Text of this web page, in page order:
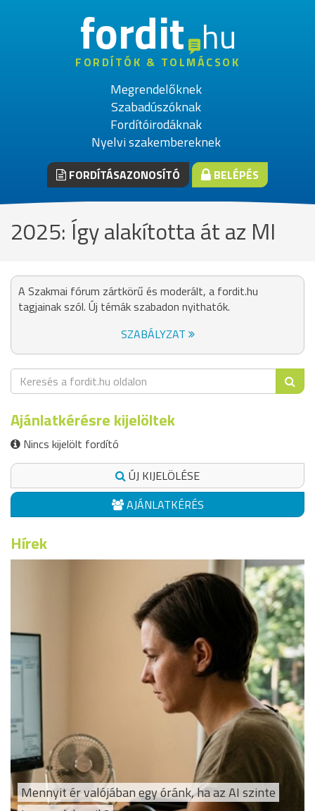
fordithu
FORDÍTÓK & TOLMÁCSOK
Megrendelőknek
Szabadúszóknak
Fordítóirodáknak
Nyelvi szakembereknek
FORDÍTÁSAZONOSÍTÓ BELÉPÉS
2025: Így alakította át az MI
A Szakmai fórum zártkörű és moderált, a fordit.hu
tagjainak szól. Új témák szabadon nyithatók.
SZABÁLYZAT
Ajánlatkérésre kijelöltek
Nincs kijelölt fordító
ÚJ KIJELÖLÉSE
AJÁNLATKÉRÉS
Hírek
Mennyit ér valójában egy óránk, ha az AI szinte